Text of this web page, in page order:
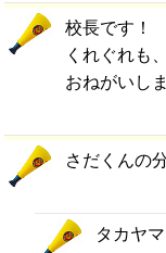
校長です！
くれぐれも
おねがいし
さだくんの
タカヤ